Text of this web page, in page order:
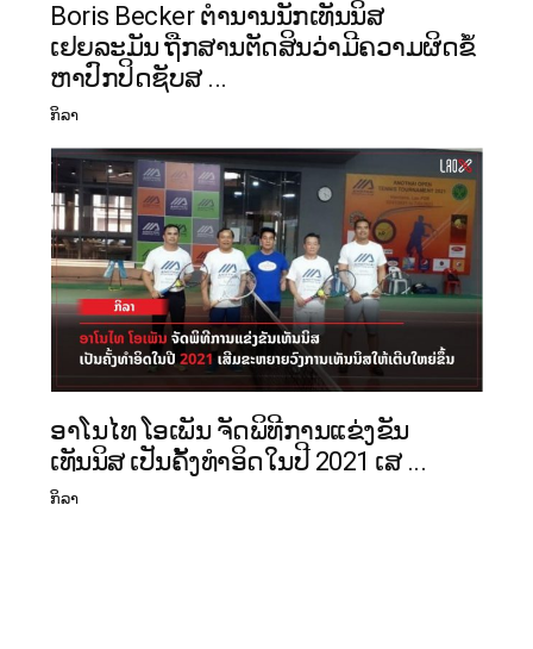
Boris Becker ຕຳນານນັກເທັນນິສ
ເຢຍລະມັນ ຖືກສານຕັດສິນວ່າມີຄວາມຜິດຂໍ້
ຫາປົກປິດຊັບສ ...
ກິລາ
ອາໂນໄທ ໂອເພັນ ຈັດພິທີການແຂ່ງຂັນ
ເທັນນິສ ເປັນຄັ້ງທໍາອິດໃນປີ 2021 ເສ ...
ກິລາ